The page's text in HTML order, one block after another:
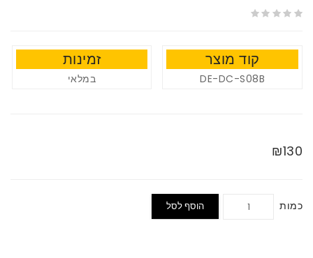
קוד מוצר
DE-DC-S08B
זמינות
במלאי
₪130
כמות הוסף לסל